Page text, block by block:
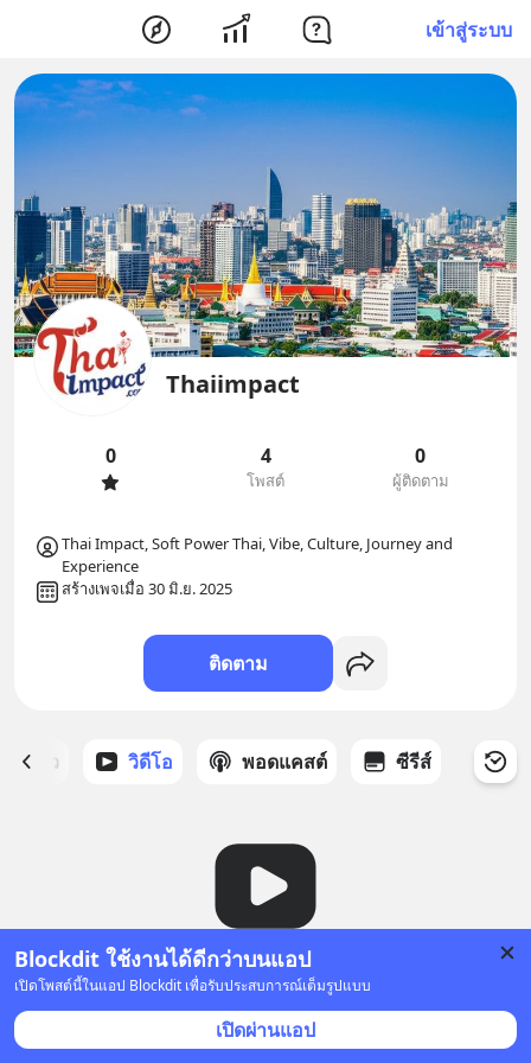
เข้าสู่ระบบ
Blockdit ใช้งานได้ดีกว่าบนแอป
เปิดโพสต์นี้ในแอป Blockdit เพื่อรับประสบการณ์เต็มรูปแบบ
เปิดผ่านแอป
Thaiimpact
0 4
โพสต์
0
ผู้ติดตาม
Thai Impact, Soft Power Thai, Vibe, Culture, Journey and
Experience
สร้างเพจเมื่อ 30 มิ.ย. 2025
ติดตาม
ด้ดาว วิดีโอ พอดแคสต์ ซีรีส์
ยังไม่มีวิดีโอ